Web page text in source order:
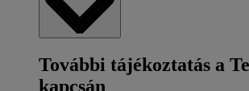
További tájékoztatás a
kapcsán